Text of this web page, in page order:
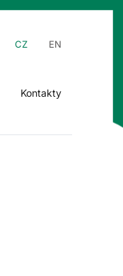
CZ EN
Kontakty